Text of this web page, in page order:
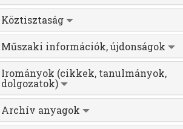
Köztisztaság
Műszaki információk, újdonságok
Irományok (cikkek, tanulmányok,
dolgozatok)
Archív anyagok